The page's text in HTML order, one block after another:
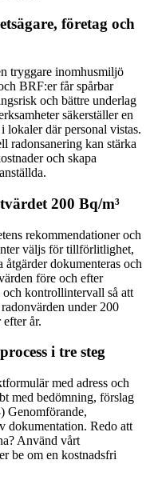
företag och
tryggare inomhusmiljö
BRF:er får spårbar
och bättre underlag
säkerställer en
lokaler där personal vistas.
radonsanering kan stärka
och skapa
200 Bq/m³
rekommendationer och
väljs för tillförlitlighet,
dokumenteras och
före och efter
kontrollintervall så att
under 200
år.
i tre steg
med adress och
med bedömning, förslag
Genomförande,
dokumentation. Redo att
Använd vårt
be om en kostnadsfri